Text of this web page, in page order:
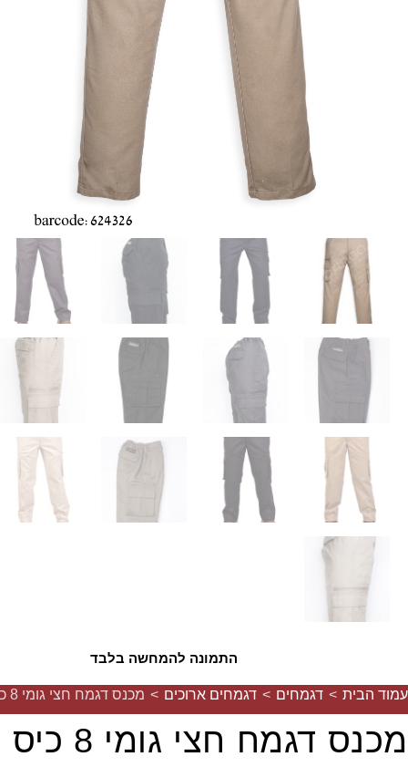
התמונה להמחשה בלבד
עמוד הבית > דגמחים > דגמחים ארוכים > מכנס דגמח חצי גומי 8 כיס
מכנס דגמח חצי גומי 8 כיס